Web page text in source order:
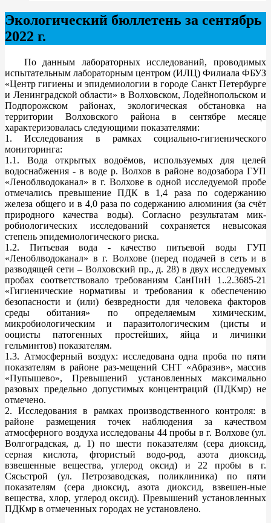
Экологический бюллетень за сентябрь
2022 г.
По данным лабораторных исследований, проводимых
испытательным лабораторным центром (ИЛЦ) Филиала ФБУЗ
«Центр гигиены и эпидемиологии в городе Санкт Петербурге
и Ленинградской области» в Волховском, Лодейнопольском и
Подпорожском районах, экологическая обстановка на
территории Волховского района в сентябре месяце
характеризовалась следующими показателями:
1. Исследования в рамках социально-гигиенического
мониторинга:
1.1. Вода открытых водоёмов, используемых для целей
водоснабжения - в воде р. Волхов в районе водозабора ГУП
«Леноблводоканал» в г. Волхове в одной исследуемой пробе
отмечались превышение ПДК в 1,4 раза по содержанию
железа общего и в 4,0 раза по содержанию алюминия (за счёт
природного качества воды). Согласно результатам мик-
робиологических исследований сохраняется невысокая
степень эпидемиологического риска.
1.2. Питьевая вода - качество питьевой воды ГУП
«Леноблводоканал» в г. Волхове (перед подачей в сеть и в
разводящей сети – Волховский пр., д. 28) в двух исследуемых
пробах соответствовало требованиям СанПиН 1..2.3685-21
«Гигиенические нормативы и требования к обеспечению
безопасности и (или) безвредности для человека факторов
среды обитания» по определяемым химическим,
микробиологическим и паразитологическим (цисты и
ооцисты патогенных простейших, яйца и личинки
гельминтов) показателям.
1.3. Атмосферный воздух: исследована одна проба по пяти
показателям в районе раз-мещений СНТ «Абразив», массив
«Пупышево», Превышений установленных максимально
разовых предельно допустимых концентраций (ПДКмр) не
отмечено.
2. Исследования в рамках производственного контроля: в
районе размещения точек наблюдения за качеством
атмосферного воздуха исследованы 44 пробы в г. Волхове (ул.
Волгоградская, д. 1) по шести показателям (сера диоксид,
серная кислота, фтористый водо-род, азота диоксид,
взвешенные вещества, углерод оксид) и 22 пробы в г.
Сясьстрой (ул. Петрозаводская, поликлиника) по пяти
показателям (сера диоксид, азота диоксид, взвешен-ные
вещества, хлор, углерод оксид). Превышений установленных
ПДКмр в отмеченных городах не установлено.